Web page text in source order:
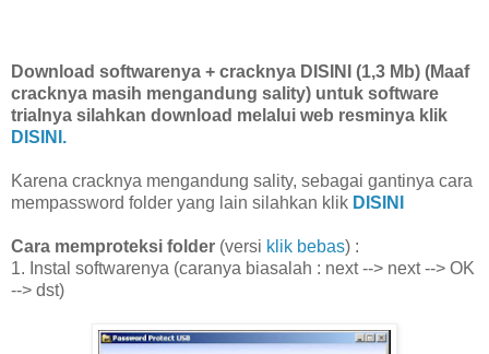
Download softwarenya + cracknya DISINI (1,3 Mb) (Maaf
cracknya masih mengandung sality) untuk software
trialnya silahkan download melalui web resminya klik
DISINI.
Karena cracknya mengandung sality, sebagai gantinya cara
mempassword folder yang lain silahkan klik DISINI
Cara memproteksi folder (versi klik bebas) :
1. Instal softwarenya (caranya biasalah : next --> next --> OK
--> dst)